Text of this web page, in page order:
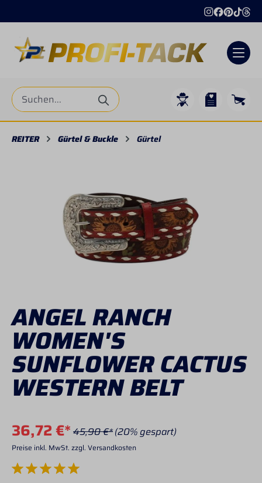
REITER Gürtel & Buckle Gürtel
ANGEL RANCH
WOMEN'S
SUNFLOWER CACTUS
WESTERN BELT
36,72 €* 45,90 €*(20% gespart)
Preise inkl. MwSt. zzgl. Versandkosten
Durchschnittliche Bewertung von 5 von 5 Sternen